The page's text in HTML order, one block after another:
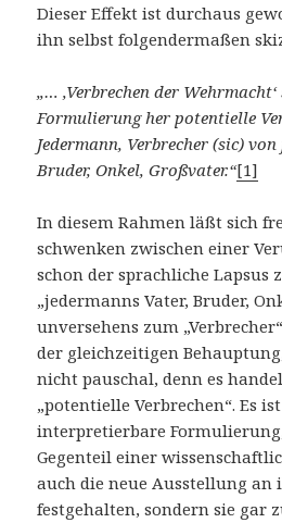
Dieser Effekt ist durchaus
ihn selbst folgendermaßen
„… ‚Verbrechen der
Formulierung her potentielle
Jedermann, Verbrecher (sic)
Bruder, Onkel, Großvater.“[1]
In diesem Rahmen läßt sich
schwenken zwischen einer
schon der sprachliche Lapsus
„jedermanns Vater, Bruder,
unversehens zum
der gleichzeitigen
nicht pauschal, denn es
„potentielle Verbrechen“. Es
interpretierbare
Gegenteil einer
auch die neue Ausstellung
festgehalten, sondern sie gar